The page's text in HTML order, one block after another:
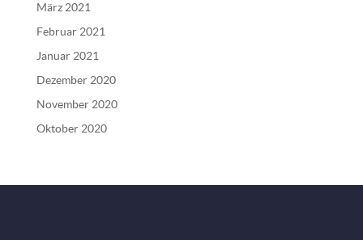
März 2021
Februar 2021
Januar 2021
Dezember 2020
November 2020
Oktober 2020